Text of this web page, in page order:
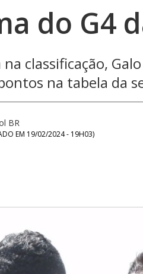
do G4
classificação,
na tabela da
BR
EM 19/02/2024 - 19H03)